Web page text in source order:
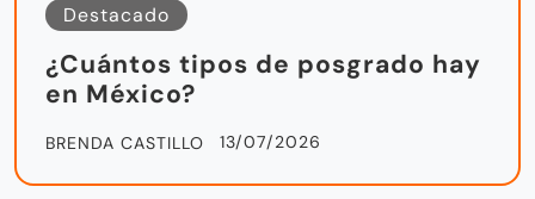
Destacado
¿Cuántos tipos de posgrado hay
en México?
BRENDA CASTILLO 13/07/2026